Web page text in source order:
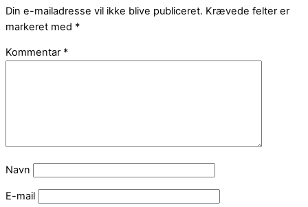
Din e-mailadresse vil ikke blive publiceret. Krævede felter er
markeret med *
Kommentar *
Navn
E-mail